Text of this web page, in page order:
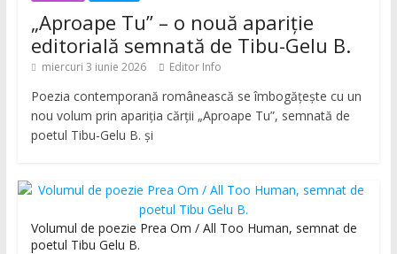
„Aproape Tu” – o nouă apariție
editorială semnată de Tibu-Gelu B.
miercuri 3 iunie 2026 Editor Info
Poezia contemporană românească se îmbogățește cu un
nou volum prin apariția cărții „Aproape Tu”, semnată de
poetul Tibu-Gelu B. și
Volumul de poezie Prea Om / All Too Human, semnat de
poetul Tibu Gelu B.